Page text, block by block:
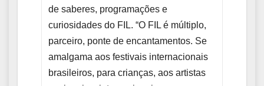
de saberes, programações e
curiosidades do FIL. “O FIL é múltiplo,
parceiro, ponte de encantamentos. Se
amalgama aos festivais internacionais
brasileiros, para crianças, aos artistas